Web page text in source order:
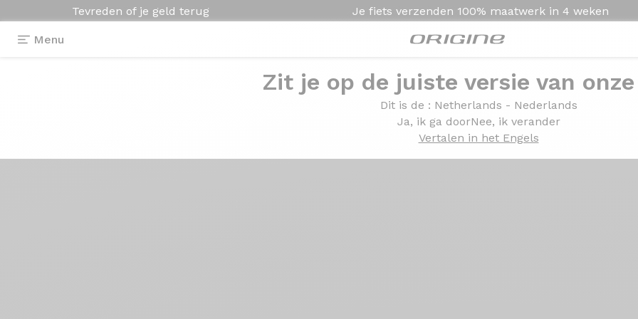
Tevreden of je geld terug Je fiets verzenden 100% maatwerk in 4 weken
Menu
Zit je op de juiste versie van
Dit is de : Netherlands - Nederlands
Ja, ik ga doorNee, ik verander
Vertalen in het Engels
Presentatie